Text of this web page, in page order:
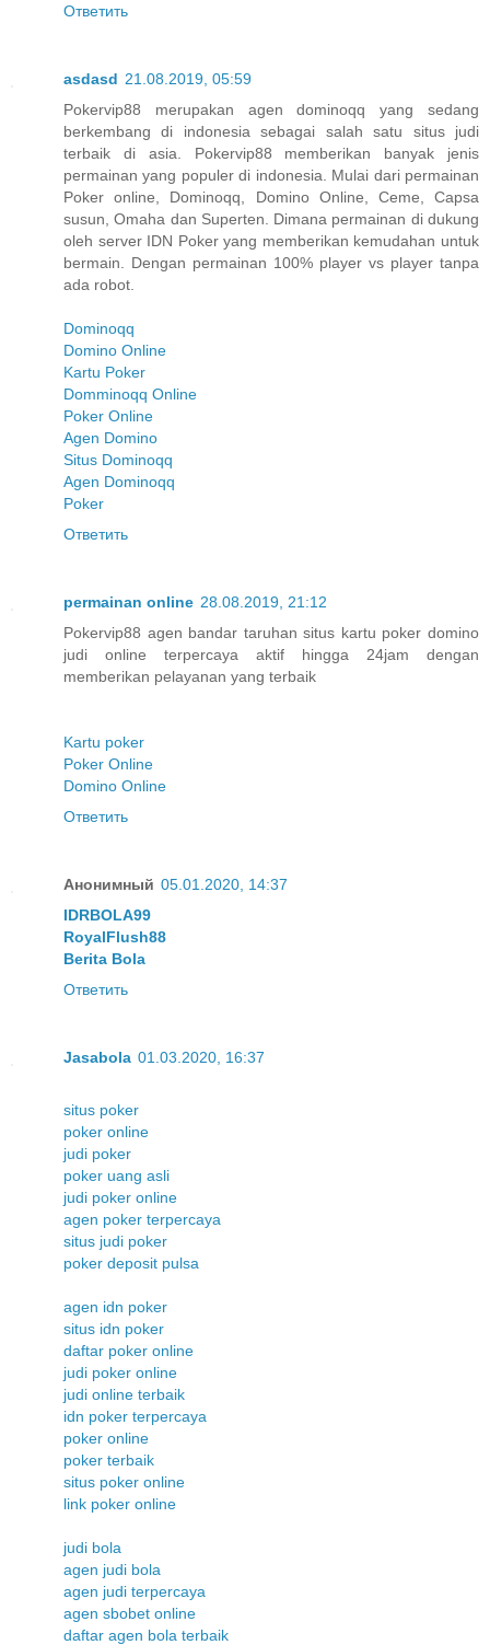
Ответить
asdasd 21.08.2019, 05:59
Pokervip88 merupakan agen dominoqq yang sedang
berkembang di indonesia sebagai salah satu situs judi
terbaik di asia. Pokervip88 memberikan banyak jenis
permainan yang populer di indonesia. Mulai dari permainan
Poker online, Dominoqq, Domino Online, Ceme, Capsa
susun, Omaha dan Superten. Dimana permainan di dukung
oleh server IDN Poker yang memberikan kemudahan untuk
bermain. Dengan permainan 100% player vs player tanpa
ada robot.
Dominoqq
Domino Online
Kartu Poker
Domminoqq Online
Poker Online
Agen Domino
Situs Dominoqq
Agen Dominoqq
Poker
Ответить
permainan online 28.08.2019, 21:12
Pokervip88 agen bandar taruhan situs kartu poker domino
judi online terpercaya aktif hingga 24jam dengan
memberikan pelayanan yang terbaik
Kartu poker
Poker Online
Domino Online
Ответить
Анонимный 05.01.2020, 14:37
IDRBOLA99
RoyalFlush88
Berita Bola
Ответить
Jasabola 01.03.2020, 16:37
situs poker
poker online
judi poker
poker uang asli
judi poker online
agen poker terpercaya
situs judi poker
poker deposit pulsa
agen idn poker
situs idn poker
daftar poker online
judi poker online
judi online terbaik
idn poker terpercaya
poker online
poker terbaik
situs poker online
link poker online
judi bola
agen judi bola
agen judi terpercaya
agen sbobet online
daftar agen bola terbaik